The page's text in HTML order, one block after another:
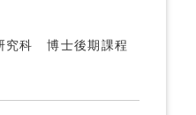
究科 博士後期課程